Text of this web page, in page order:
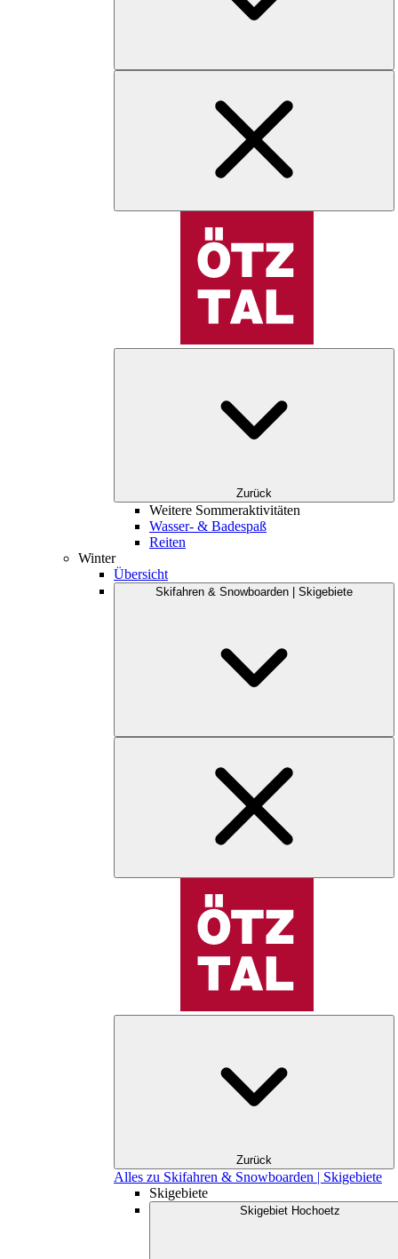
Zurück
Weitere Sommeraktivitäten
Wasser- & Badespaß
Reiten
Winter
Übersicht
Skifahren & Snowboarden | Skigebiete
Zurück
Alles zu Skifahren & Snowboarden | Skigebiete
Skigebiete
Skigebiet Hochoetz